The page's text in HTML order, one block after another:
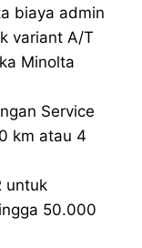
biaya admin
variant A/T
Minolta
Service
km atau 4
untuk
50.000